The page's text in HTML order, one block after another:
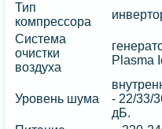
Тип
компрессора
Система
очистки
воздуха
Plasma
Уровень шума
- 22/33/
дБ.